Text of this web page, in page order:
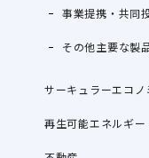
事業提携・共同
その他主要な製
サーキュラーエコノ
再生可能エネルギー